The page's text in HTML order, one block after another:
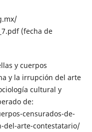
(fecha de
y cuerpos
y la irrupción del arte
cultural y
de:
censurados-de-
del-arte-contestatario/